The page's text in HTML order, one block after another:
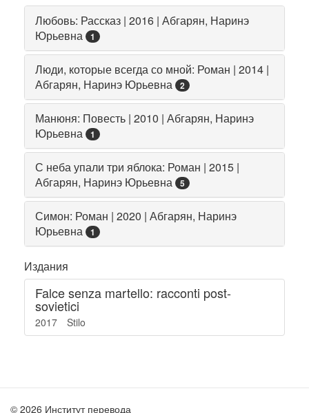
Любовь: Рассказ | 2016 | Абгарян, Наринэ
Юрьевна
1
Люди, которые всегда со мной: Роман | 2014 |
Абгарян, Наринэ Юрьевна
2
Манюня: Повесть | 2010 | Абгарян, Наринэ
Юрьевна
1
С неба упали три яблока: Роман | 2015 |
Абгарян, Наринэ Юрьевна
5
Симон: Роман | 2020 | Абгарян, Наринэ
Юрьевна
1
Издания
Falce senza martello: racconti post-
sovietici
2017 Stilo
© 2026 Институт перевода